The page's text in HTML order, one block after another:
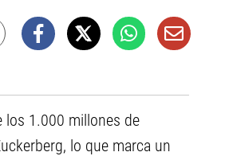
los 1.000 millones de
lo que marca un